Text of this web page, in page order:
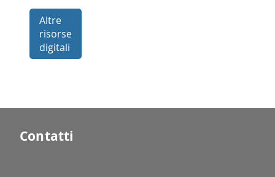
Altre
risorse
digitali
Contatti